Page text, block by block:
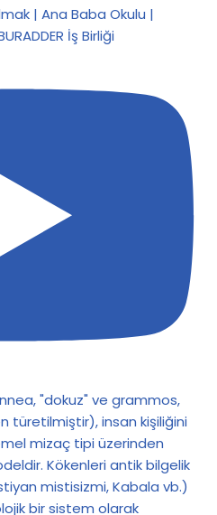
| Ana Baba Okulu |
İş Birliği